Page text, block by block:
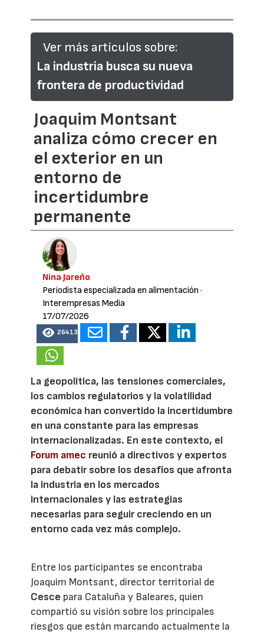
Ver más artículos sobre:
La industria busca su nueva
frontera de productividad
Joaquim Montsant
analiza cómo crecer en
el exterior en un
entorno de
incertidumbre
permanente
Nina Jareño
Periodista especializada en alimentación ·
Interempresas Media
17/07/2026
26413
La geopolítica, las tensiones comerciales,
los cambios regulatorios y la volatilidad
económica han convertido la incertidumbre
en una constante para las empresas
internacionalizadas. En este contexto, el
Forum amec reunió a directivos y expertos
para debatir sobre los desafíos que afronta
la industria en los mercados
internacionales y las estrategias
necesarias para seguir creciendo en un
entorno cada vez más complejo.
Entre los participantes se encontraba
Joaquim Montsant, director territorial de
Cesce para Cataluña y Baleares, quien
compartió su visión sobre los principales
riesgos que están marcando actualmente la